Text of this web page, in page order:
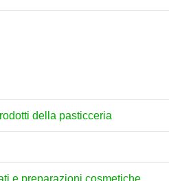
della pasticceria
e preparazioni cosmetiche